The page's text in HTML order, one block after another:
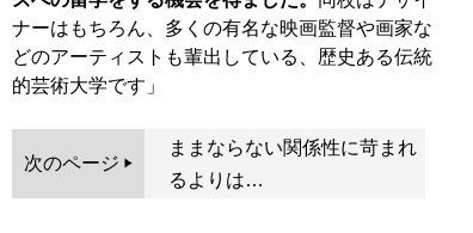
ナーはもちろん、多くの有名な映画監督や画家な
どのアーティストも輩出している、歴史ある伝統
的芸術大学です」
次のページ
ままならない関係性に苛まれ
るよりは…